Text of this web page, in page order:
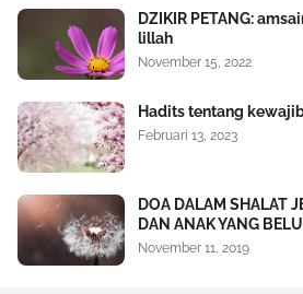
DZIKIR PETANG:
lillah
November 15, 2022
Hadits tentang
Februari 13, 2023
DOA DALAM SHALAT
DAN ANAK YANG
November 11, 2019